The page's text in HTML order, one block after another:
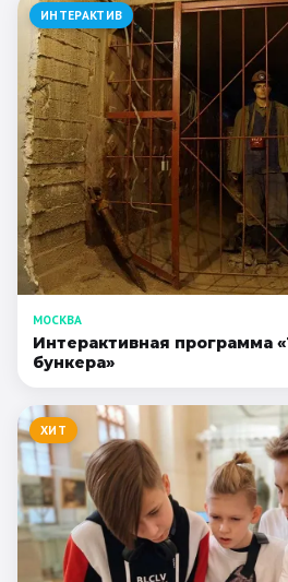
ИНТЕРАКТИВ
МОСКВА
Интерактивная программа
бункера»
ХИТ